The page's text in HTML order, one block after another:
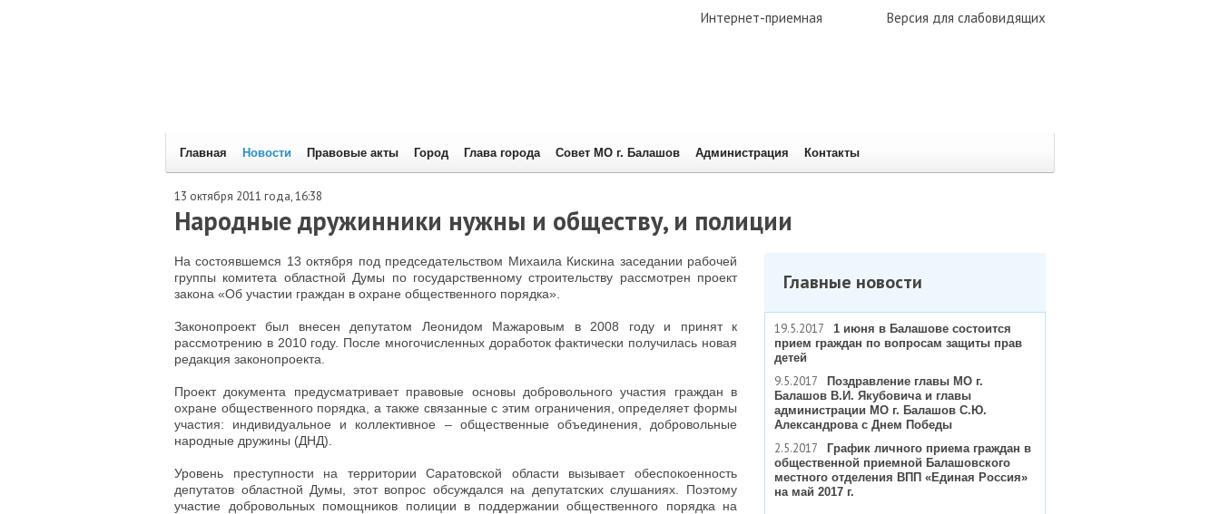
Интернет-приемная Версия для слабовидящих
Главная Новости Правовые акты Город Глава города Совет МО г. Балашов Администрация Контакты
13 октября 2011 года, 16:38
Народные дружинники нужны и обществу, и полиции
На состоявшемся 13 октября под председательством Михаила Кискина заседании рабочей
группы комитета областной Думы по государственному строительству рассмотрен проект
закона «Об участии граждан в охране общественного порядка».
Законопроект был внесен депутатом Леонидом Мажаровым в 2008 году и принят к
рассмотрению в 2010 году. После многочисленных доработок фактически получилась новая
редакция законопроекта.
Проект документа предусматривает правовые основы добровольного участия граждан в
охране общественного порядка, а также связанные с этим ограничения, определяет формы
участия: индивидуальное и коллективное – общественные объединения, добровольные
народные дружины (ДНД).
Уровень преступности на территории Саратовской области вызывает обеспокоенность
депутатов областной Думы, этот вопрос обсуждался на депутатских слушаниях. Поэтому
участие добровольных помощников полиции в поддержании общественного порядка на
Главные новости
19.5.2017
1 июня в Балашове состоится
прием граждан по вопросам защиты прав
детей
9.5.2017
Поздравление главы МО г.
Балашов В.И. Якубовича и главы
администрации МО г. Балашов С.Ю.
Александрова с Днем Победы
2.5.2017
График личного приема граждан в
общественной приемной Балашовского
местного отделения ВПП «Единая Россия»
на май 2017 г.